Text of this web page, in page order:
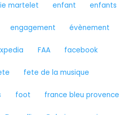
martelet enfant enfants
engagement évènement
FAA facebook
fete de la musique
foot france bleu provence